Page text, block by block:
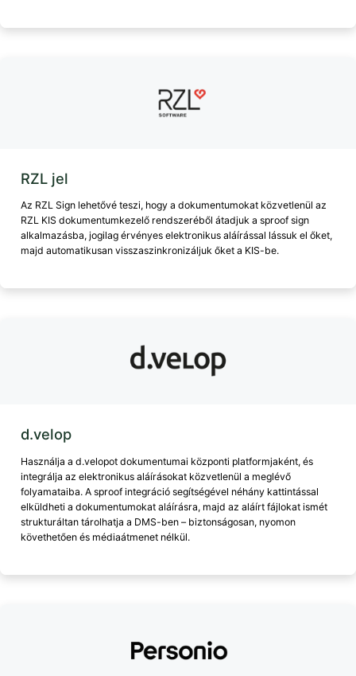
RZL jel
Az RZL Sign lehetővé teszi, hogy a dokumentumokat közvetlenül az
RZL KIS dokumentumkezelő rendszeréből átadjuk a sproof sign
alkalmazásba, jogilag érvényes elektronikus aláírással lássuk el őket,
majd automatikusan visszaszinkronizáljuk őket a KIS-be.
d.velop
Használja a d.velopot dokumentumai központi platformjaként, és
integrálja az elektronikus aláírásokat közvetlenül a meglévő
folyamataiba. A sproof integráció segítségével néhány kattintással
elküldheti a dokumentumokat aláírásra, majd az aláírt fájlokat ismét
strukturáltan tárolhatja a DMS-ben – biztonságosan, nyomon
követhetően és médiaátmenet nélkül.